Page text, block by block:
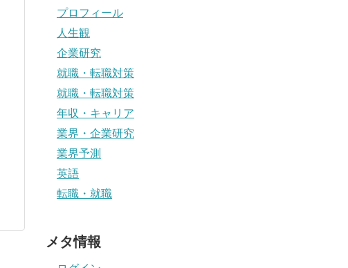
プロフィール
人生観
企業研究
就職・転職対策
就職・転職対策
年収・キャリア
業界・企業研究
業界予測
英語
転職・就職
メタ情報